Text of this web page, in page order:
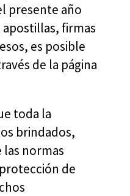
presente año
firmas
es posible
de la página
toda la
brindados,
normas
de